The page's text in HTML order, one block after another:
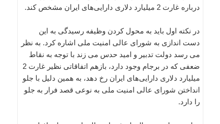
درباره غارت 2 میلیارد دلاری دارایی‌های ایران مشخص کند.
در نکته اول باید به محول کردن وظیفه رسیدگی به این
دست اندازی به شورای عالی امنیت ملی اشاره کرد. به نظر
می رسد دولت تدبیر و امید حدس می زند با توجه به نقاط
ضعفی که در برجام وجود دارد، بازهم اتفاقاتی نظیر غارت 2
میلیارد دلاری دارایی‌های ایران رخ دهد، به همین دلیل با جلو
انداختن شورای عالی امنیت ملی به نوعی قصد فرار به جلو
را دارد.